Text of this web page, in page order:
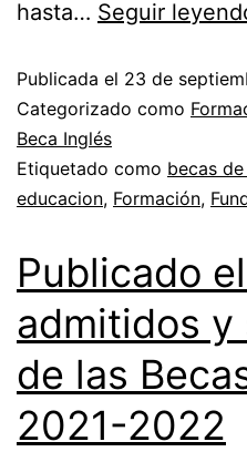
hasta… Seguir
Publicada el 23 de
Categorizado como
Beca Inglés
Etiquetado como becas
educacion, Formación,
Publicado
admitidos y
de las
2021-2022